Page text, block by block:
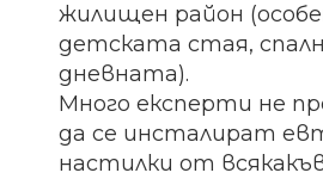
жилищен район
детската стая,
дневната).
Много експерти не
да се инсталират
настилки от